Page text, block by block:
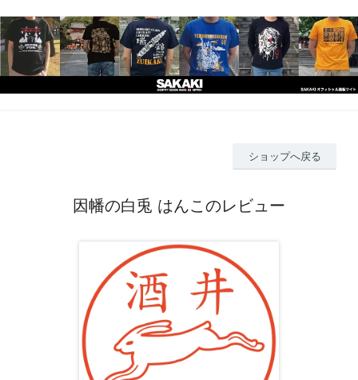
ショップへ戻る
因幡の白兎 はんこのレビュー